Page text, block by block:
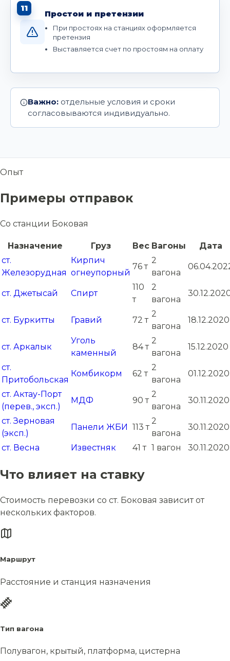
11
Простои и претензии
При простоях на станциях оформляется
претензия
Выставляется счет по простоям на оплату
Важно: отдельные условия и сроки
согласовываются индивидуально.
Опыт
Примеры отправок
Со станции Боковая
Назначение Груз Вес Вагоны
Дата
ст.
Железорудная
Кирпич
огнеупорный
76 т
2
вагона
ст. Джетысай Спирт
110
т
2
вагона
ст. Буркитты Гравий 72 т
2
вагона
18.12.2020
ст. Аркалык
Уголь
каменный
84 т
2
вагона
15.12.2020
ст.
Притобольская
Комбикорм 62 т
2
вагона
01.12.2020
ст. Актау-Порт
(перев., эксп.)
МДФ 90 т
2
вагона
30.11.2020
ст. Зерновая
(эксп.)
Панели ЖБИ 113 т
2
вагона
30.11.2020
ст. Весна Известняк 41 т 1 вагон 30.11.2020
Что влияет на ставку
Стоимость перевозки со ст. Боковая зависит от
нескольких факторов.
Маршрут
Расстояние и станция назначения
Тип вагона
Полувагон, крытый, платформа, цистерна